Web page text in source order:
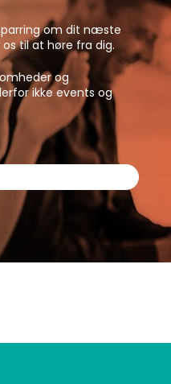
om dit næste
til at høre fra dig.
og
ikke events og